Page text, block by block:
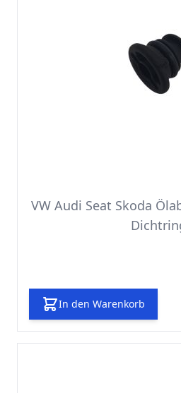
VW Audi Seat Skoda
In den Warenkorb